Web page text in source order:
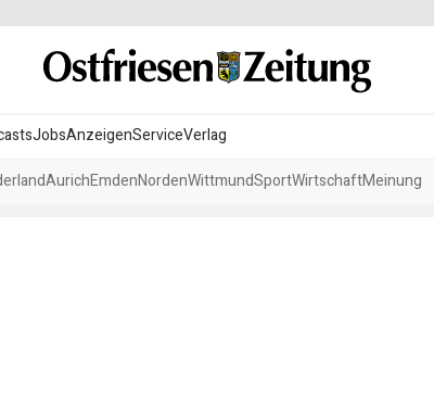
JobsAnzeigenServiceVerlag
AurichEmdenNordenWittmundSportWirtschaftMeinung